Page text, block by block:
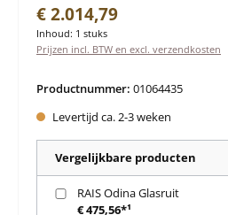
Normale prijs:
€ 2.014,79
Inhoud: 1 stuks
Prijzen incl. BTW en excl. verzendkosten
Productnummer: 01064435
Levertijd ca. 2-3 weken
Vergelijkbare producten
RAIS Odina Glasruit
€ 475,56*¹